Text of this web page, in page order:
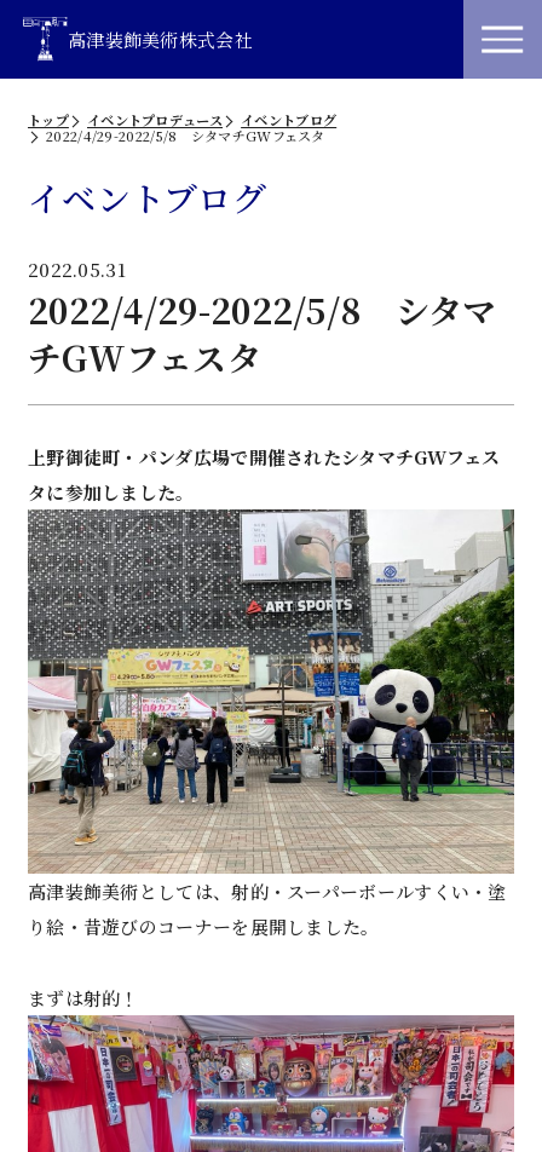
高津装飾美術株式会社
トップ イベントプロデュース
イベントブログ
2022/4/29-2022/5/8 シタマチGWフェスタ
イベントブログ
2022.05.31
2022/4/29-2022/5/8 シタマ
チGWフェスタ
上野御徒町・パンダ広場で開催されたシタマチGWフェス
タに参加しました。
高津装飾美術としては、射的・スーパーボールすくい・塗
り絵・昔遊びのコーナーを展開しました。
まずは射的！